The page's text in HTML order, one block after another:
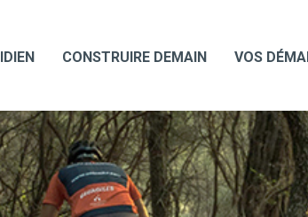
CONSTRUIRE DEMAIN VOS